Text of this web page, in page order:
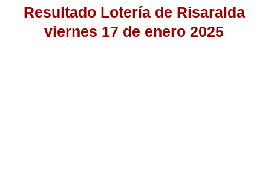
Baloto
Resultado Lotería de Risaralda
viernes 17 de enero 2025